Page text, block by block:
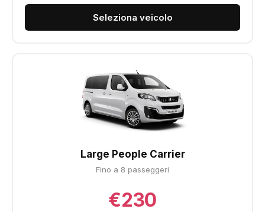
Seleziona veicolo
Large People Carrier
Fino a 8 passeggeri
€230